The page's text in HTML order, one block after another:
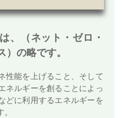
、（ネット・ゼロ・
の略です。
性能を上げること、そして
ネルギーを創ることによっ
どに利用するエネルギーを